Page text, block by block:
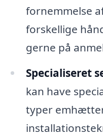
fornemmelse
forskellige
gerne på
Specialiseret
kan have
typer